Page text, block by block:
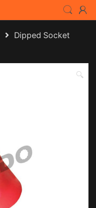
Dipped Socket
🔍